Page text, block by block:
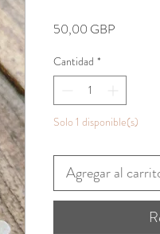
50,00 GBP
Cantidad *
Solo 1 disponible(s)
Agregar al